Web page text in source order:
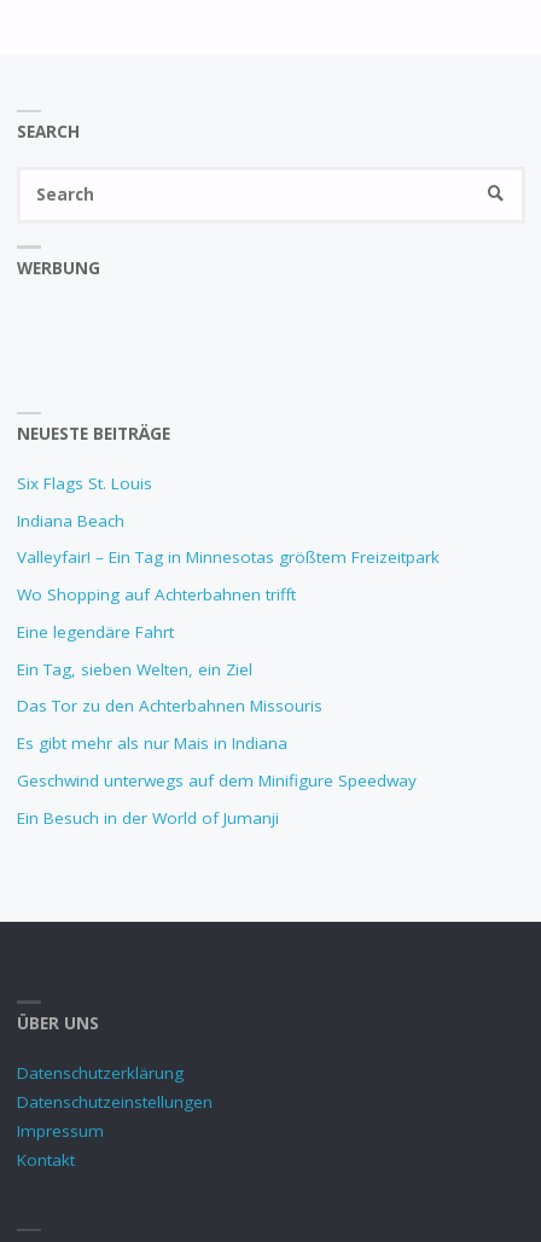
SEARCH
WERBUNG
NEUESTE BEITRÄGE
Six Flags St. Louis
Indiana Beach
Valleyfair! – Ein Tag in Minnesotas größtem Freizeitpark
Wo Shopping auf Achterbahnen trifft
Eine legendäre Fahrt
Ein Tag, sieben Welten, ein Ziel
Das Tor zu den Achterbahnen Missouris
Es gibt mehr als nur Mais in Indiana
Geschwind unterwegs auf dem Minifigure Speedway
Ein Besuch in der World of Jumanji
ÜBER UNS
Datenschutzerklärung
Datenschutzeinstellungen
Impressum
Kontakt